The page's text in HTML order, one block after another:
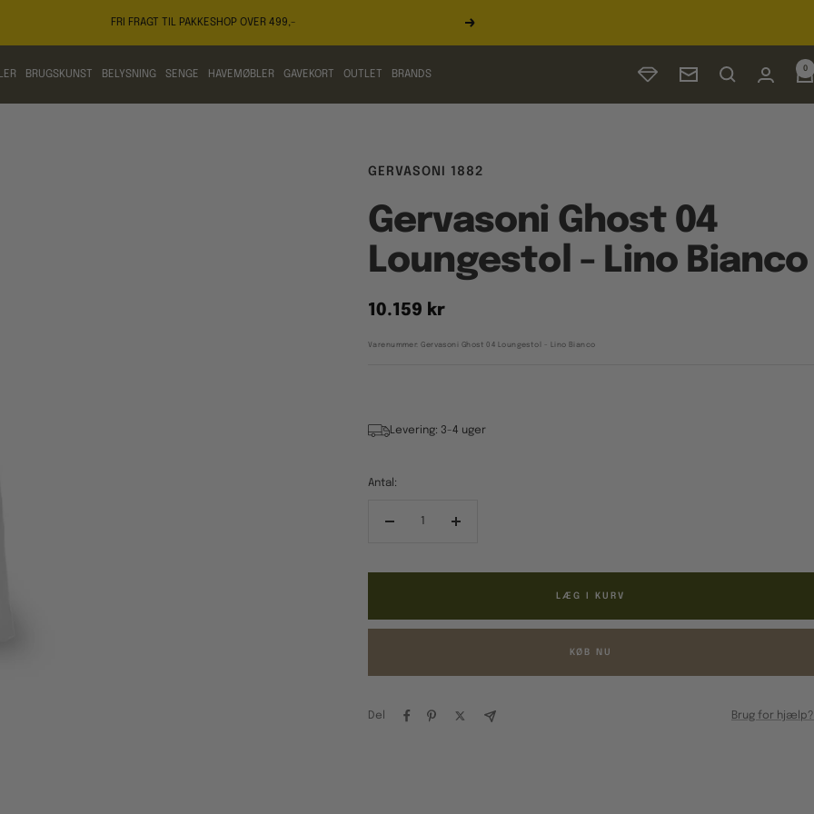
FRI FRAGT TIL PAKKESHOP OVER 499,- Næste
BRUGSKUNST BELYSNING SENGE HAVEMØBLER GAVEKORT OUTLET BRANDS Nyhedsbrev
0
GERVASONI 1882
Gervasoni Ghost 04
Loungestol - Lino Bianco
Tilbudspris
10.159 kr
Varenummer:Gervasoni Ghost 04 Loungestol - Lino Bianco
Levering: 3-4 uger
Antal:
Forøg
LÆG I KURV
KØB NU
Del Brug for hjælp?